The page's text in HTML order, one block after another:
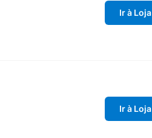
Ir à Loja
Ir à Loja